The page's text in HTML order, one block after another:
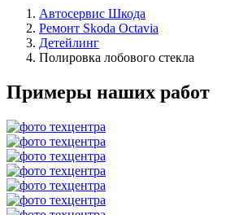
Автосервис Шкода
Ремонт Skoda Octavia
Детейлинг
Полировка лобового стекла
Примеры наших работ